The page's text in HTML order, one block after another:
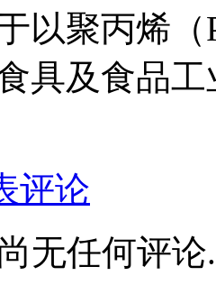
以聚丙烯
具及食品
评论
无任何评论.